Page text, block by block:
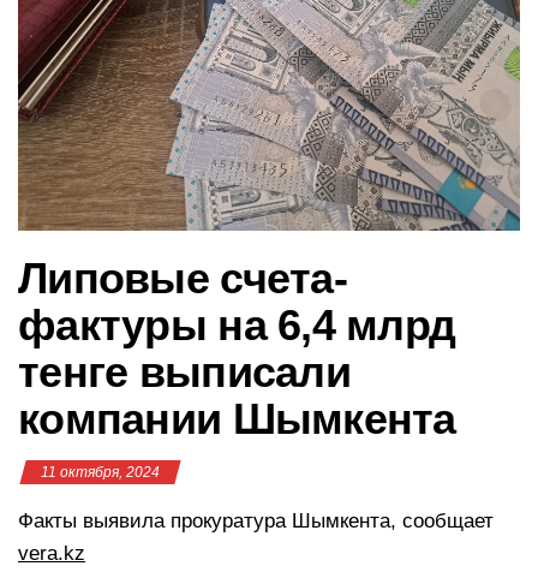
и
ю
Липовые счета-
фактуры на 6,4 млрд
тенге выписали
компании Шымкента
11 октября, 2024
Факты выявила прокуратура Шымкента, сообщает
vera.kz